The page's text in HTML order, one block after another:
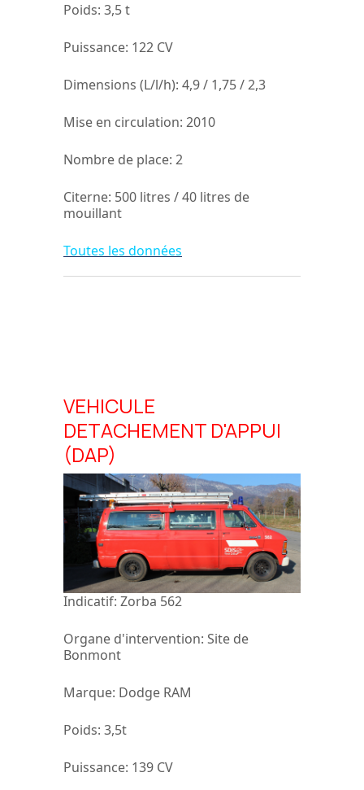
Poids: 3,5 t
Puissance: 122 CV
Dimensions (L/l/h): 4,9 / 1,75 / 2,3
Mise en circulation: 2010
Nombre de place: 2
Citerne: 500 litres / 40 litres de
mouillant
Toutes les données
VEHICULE
DETACHEMENT D'APPUI
(DAP)
Indicatif: Zorba 562
Organe d'intervention: Site de
Bonmont
Marque: Dodge RAM
Poids: 3,5t
Puissance: 139 CV